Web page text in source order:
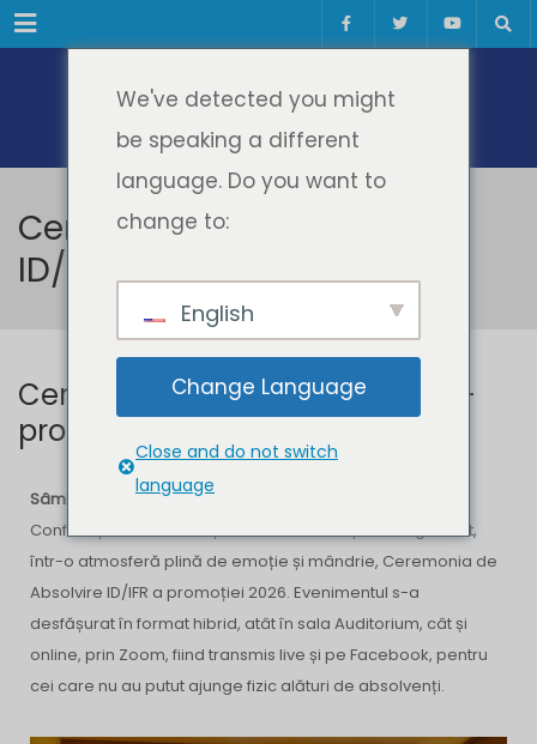
Meniul
Ceremonia de absolvire
ID/IFR – promoția 2026
Ceremonia de absolvire ID/IFR –
promoția 2026
Sâmbătă, 4 iulie 2026– Sala Auditorium a Centrului de
Conferințe al Universității Politehnica Timișoara a găzduit,
într-o atmosferă plină de emoție și mândrie, Ceremonia de
Absolvire ID/IFR a promoției 2026. Evenimentul s-a
desfășurat în format hibrid, atât în sala Auditorium, cât și
online, prin Zoom, fiind transmis live și pe Facebook, pentru
cei care nu au putut ajunge fizic alături de absolvenți.
We've detected you might
be speaking a different
language. Do you want to
change to:
English
Change Language
Close and do not switch
language